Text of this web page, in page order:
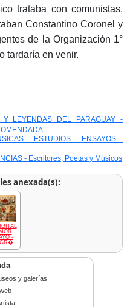
trataba con comunistas.
Constantino Coronel y
de la Organización 1°
tardaría en venir.
Y LEYENDAS DEL PARAGUAY -
- ESTUDIOS - ENSAYOS -
- Escritores, Poetas y Músicos
anexada(s):
-
y galerías